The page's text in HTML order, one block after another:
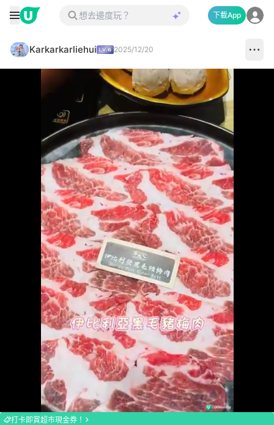
下載App
Karkarkarliehui 2025/12/20
Loaded:
100.00%
打卡即賞超市現金券！